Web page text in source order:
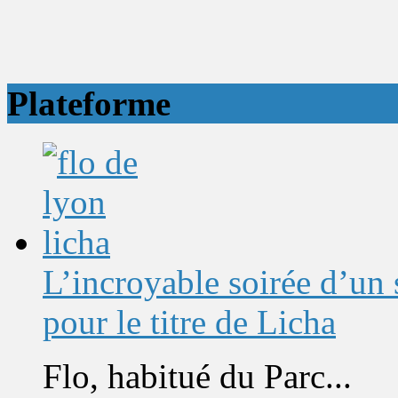
Plateforme
L’incroyable soirée
pour le titre de Licha
Flo, habitué du Parc...